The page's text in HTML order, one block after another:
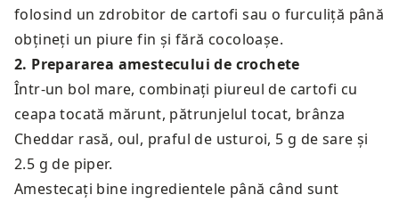
folosind un zdrobitor de cartofi sau o furculiță până
obțineți un piure fin și fără cocoloașe.
2. Prepararea amestecului de crochete
Într-un bol mare, combinați piureul de cartofi cu
ceapa tocată mărunt, pătrunjelul tocat, brânza
Cheddar rasă, oul, praful de usturoi, 5 g de sare și
2.5 g de piper.
Amestecați bine ingredientele până când sunt